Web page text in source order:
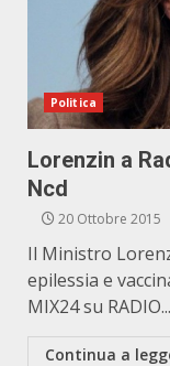
Politica
Lorenzin a
Ncd
20 Ottobre 2015
Il Ministro
epilessia e
MIX24 su RADIO...
Continua a